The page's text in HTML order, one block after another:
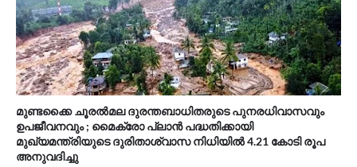
മുണ്ടക്കൈ ചൂരൽമല ദുരന്തബാധിതരുടെ പുനരധിവാസവും
ഉപജീവനവും ; മൈക്രോ പ്ലാൻ പദ്ധതിക്കായി
മുഖ്യമന്ത്രിയുടെ ദുരിതാശ്വാസ നിധിയിൽ 4.21 കോടി രൂപ
അനുവദിച്ചു